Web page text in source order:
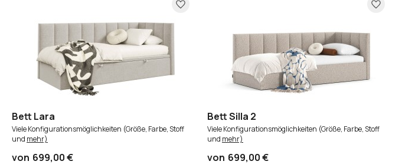
Bett Lara
Viele Konfigurationsmöglichkeiten (Größe, Farbe, Stoff
und mehr)
von 699,00 €
Bett Silla 2
Viele Konfigurationsmöglichkeiten (Größe, Farbe, Stoff
und mehr)
von 699,00 €